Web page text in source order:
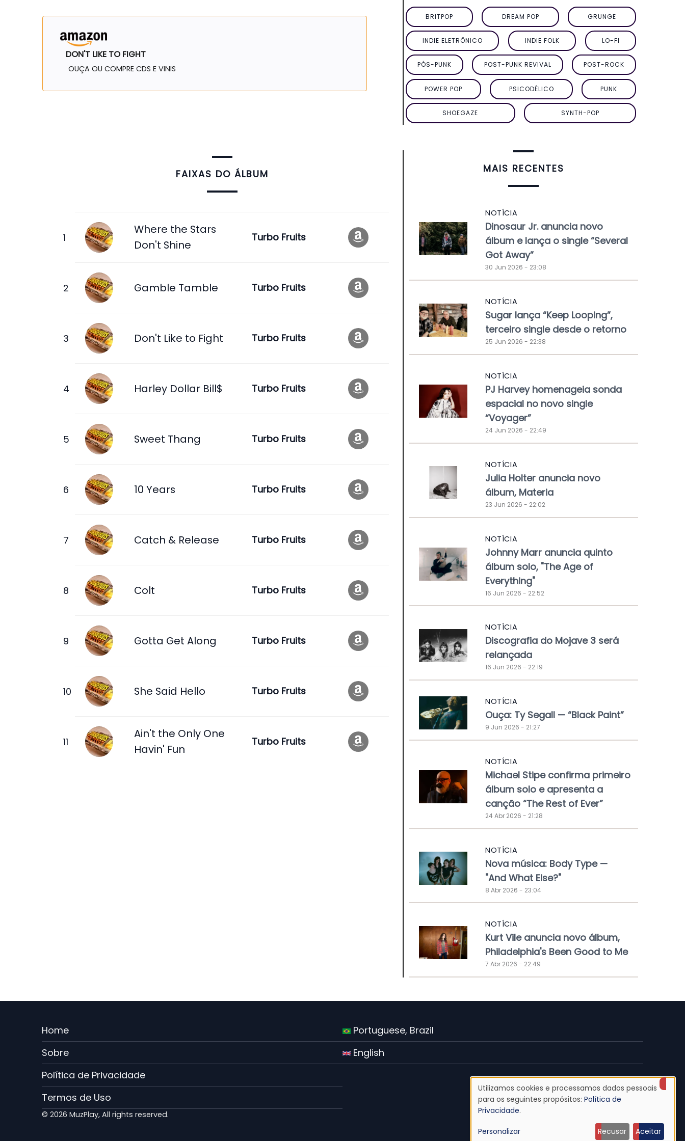
DON'T LIKE TO FIGHT
OUÇA OU COMPRE CDS E VINIS
FAIXAS DO ÁLBUM
Where the Stars
Don't Shine
Turbo Fruits
Gamble Tamble Turbo Fruits
Don't Like to Fight Turbo Fruits
Harley Dollar Bill$ Turbo Fruits
Sweet Thang Turbo Fruits
10 Years Turbo Fruits
Catch & Release Turbo Fruits
Colt Turbo Fruits
Gotta Get Along Turbo Fruits
She Said Hello Turbo Fruits
Ain't the Only One
Havin' Fun
Turbo Fruits
BRITPOP DREAM POP GRUNGE
INDIE ELETRÔNICO INDIE FOLK LO-FI
PÓS-PUNK POST-PUNK REVIVAL POST-ROCK
POWER POP PSICODÉLICO PUNK
SHOEGAZE SYNTH-POP
MAIS RECENTES
NOTÍCIA
Dinosaur Jr. anuncia novo
álbum e lança o single “Several
Got Away”
30 Jun 2026 - 23:08
NOTÍCIA
Sugar lança “Keep Looping”,
terceiro single desde o retorno
25 Jun 2026 - 22:38
NOTÍCIA
PJ Harvey homenageia sonda
espacial no novo single
“Voyager”
24 Jun 2026 - 22:49
NOTÍCIA
Julia Holter anuncia novo
álbum, Materia
23 Jun 2026 - 22:02
NOTÍCIA
Johnny Marr anuncia quinto
álbum solo, "The Age of
Everything"
16 Jun 2026 - 22:52
NOTÍCIA
Discografia do Mojave 3 será
relançada
16 Jun 2026 - 22:19
NOTÍCIA
Ouça: Ty Segall — “Black Paint”
9 Jun 2026 - 21:27
NOTÍCIA
Michael Stipe confirma primeiro
álbum solo e apresenta a
canção “The Rest of Ever”
24 Abr 2026 - 21:28
NOTÍCIA
Nova música: Body Type —
"And What Else?"
8 Abr 2026 - 23:04
NOTÍCIA
Kurt Vile anuncia novo álbum,
Philadelphia's Been Good to Me
7 Abr 2026 - 22:49
Menu
Rodape
PT
Home
Sobre
Política de Privacidade
Termos de Uso
Portuguese, Brazil
English
© 2026 MuzPlay, All rights reserved.
Uso
de
Utilizamos cookies e processamos dados pessoais
para os seguintes propósitos: Política de
Privacidade.
Personalizar Recusar Aceitar